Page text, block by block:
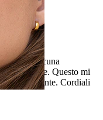
forniate alcuna
delle palle. Questo mi
precedente. Cordiali